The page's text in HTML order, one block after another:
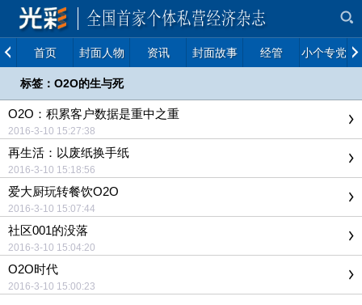
首页 封面人物 资讯 封面故事 经管 小个专党建
标签：O2O的生与死
O2O：积累客户数据是重中之重
2016-3-10 15:27:38
再生活：以废纸换手纸
2016-3-10 15:18:56
爱大厨玩转餐饮O2O
2016-3-10 15:07:44
社区001的没落
2016-3-10 15:04:20
O2O时代
2016-3-10 15:00:23